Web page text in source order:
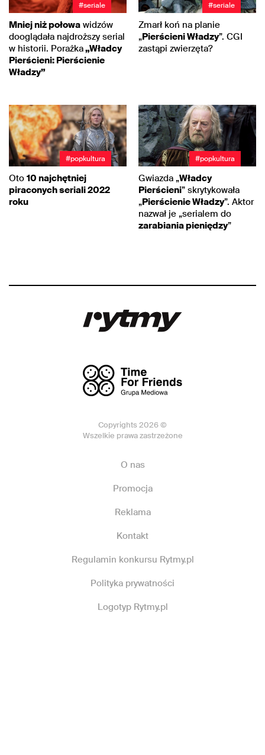
#seriale
Mniej niż połowa widzów
dooglądała najdroższy serial
w historii. Porażka„Władcy
Pierścieni: Pierścienie
Władzy”
#seriale
Zmarł koń na planie
„Pierścieni Władzy”. CGI
zastąpi zwierzęta?
#popkultura
Oto 10 najchętniej
piraconych seriali 2022
roku
#popkultura
Gwiazda „Władcy
Pierścieni” skrytykowała
„Pierścienie Władzy”. Aktor
nazwał je „serialem do
zarabiania pieniędzy”
Copyrights 2026 ©
Wszelkie prawa zastrzeżone
O nas
Promocja
Reklama
Kontakt
Regulamin konkursu Rytmy.pl
Polityka prywatności
Logotyp Rytmy.pl